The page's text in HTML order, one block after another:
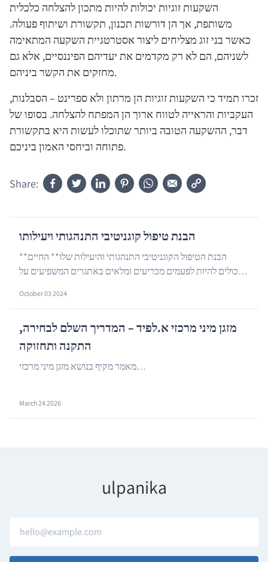
השקעות זוגיות יכולות להיות מתכון להצלחה כלכלית
משותפת, אך הן דורשות תכנון, תקשורת ושיתוף פעולה.
כאשר בני זוג מצליחים ליצור אסטרטגיית השקעה המתאימה
לשניהם, הם לא רק מקדמים את יעדיהם הפיננסיים, אלא גם
מחזקים את הקשר ביניהם.
זכרו תמיד כי השקעות זוגיות הן מרתון ולא ספרינט – הסבלנות,
העקביות והראייה לטווח ארוך הן המפתח להצלחה. בסופו של
דבר, ההשקעה הטובה ביותר שתוכלו לעשות היא בתקשורת
פתוחה וביחסי האמון ביניכם.
Share:
הבנת טיפול קוגניטיבי התנהגותי ויעילותו
**הבנת הטיפול הקוגניטיבי התנהגותי והיעילות שלו** החיים
יכולים להיות לפעמים מכריעים ומלאים באתגרים המשפיעים על
October 03 2024
מזגן מיני מרכזי א.לפיד – המדריך השלם לבחירה,
התקנה ותחזוקה
מאמר מקיף בנושא מזגן מיני מרכזי…
March 24 2026
ulpanika